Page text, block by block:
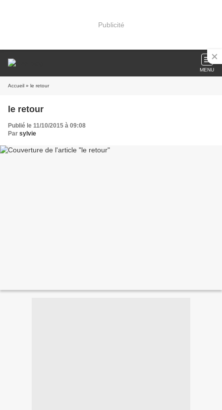
Publicité
MENU
Accueil » le retour
le retour
Publié le 11/10/2015 à 09:08
Par sylvie